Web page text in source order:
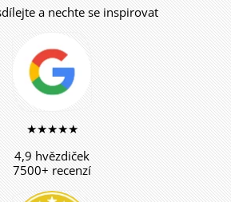
a nechte se inspirovat
★★★★★
4,9 hvězdiček
7500+ recenzí